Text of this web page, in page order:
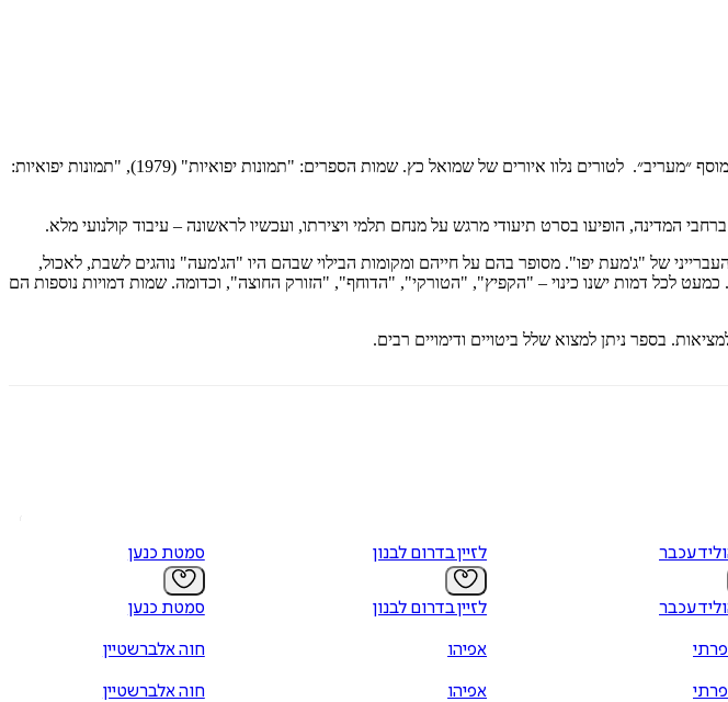
הוא הספר הראשון בסדרת הספרים בהוצאת ספריית מעריב, על פי טור קבוע שכתב מנחם תלמי במוסף ״מעריב״. לטורים נלוו איורים של שמואל כץ. שמות הספרים: "תמונות יפואיות" (1979), "תמונות יפואיות:
המדינה, הופיעו בסרט תיעודי מרגש על מנחם תלמי ויצירתו, ועכשיו לראשונה – עיבוד קולנועי מלא.
העברייני של "ג'מעת יפו". מסופר בהם על חייהם ומקומות הבילוי שבהם היו "הג'מעה" נוהגים לשבת, לאכול,
לכל דמות ישנו כינוי – "הקפיץ", "הטורקי", "הדוחף", "הזורק החוצה", וכדומה. שמות דמויות נוספות הם
בספר ניתן למצוא שלל ביטויים ודימויים רבים.
עכבר
עכבר
לזיין בדרום לבנון
לזיין בדרום לבנון
אפיהו
אפיהו
סמטת כנען
סמטת כנען
חוה אלברשטיין
חוה אלברשטיין